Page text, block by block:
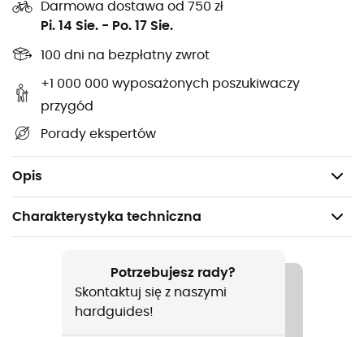
Darmowa dostawa od 750 zł
Pi. 14 Sie. - Po. 17 Sie.
100 dni na bezpłatny zwrot
+1 000 000 wyposażonych poszukiwaczy
przygód
Porady ekspertów
Opis
Zawiera wystarczającą ilość mieszanki na napój w
Bez sztucznych składników
Wegański
Osmolarność = 213 mOsmol/kg (hipotoniczny)
pH = 5,27
Charakterystyka techniczna
Trail / Triatlon / RowerPotrzebujesz rady?
Skontaktuj się z naszymi
hardguides!